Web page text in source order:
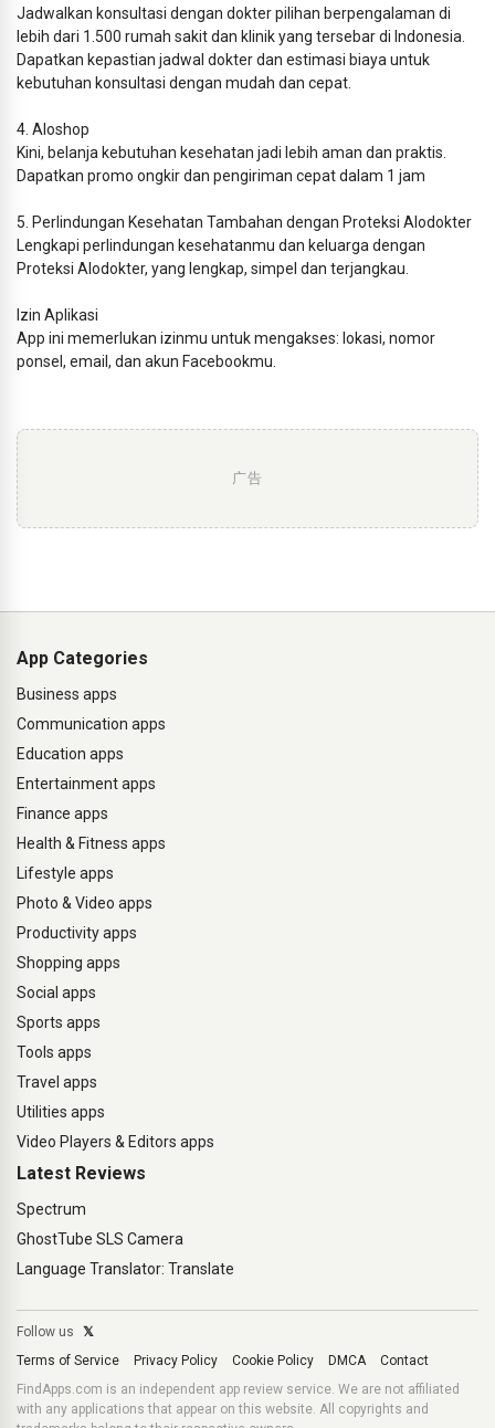
Jadwalkan konsultasi dengan dokter pilihan berpengalaman di
lebih dari 1.500 rumah sakit dan klinik yang tersebar di Indonesia.
Dapatkan kepastian jadwal dokter dan estimasi biaya untuk
kebutuhan konsultasi dengan mudah dan cepat.
4. Aloshop
Kini, belanja kebutuhan kesehatan jadi lebih aman dan praktis.
Dapatkan promo ongkir dan pengiriman cepat dalam 1 jam
5. Perlindungan Kesehatan Tambahan dengan Proteksi Alodokter
Lengkapi perlindungan kesehatanmu dan keluarga dengan
Proteksi Alodokter, yang lengkap, simpel dan terjangkau.
Izin Aplikasi
App ini memerlukan izinmu untuk mengakses: lokasi, nomor
ponsel, email, dan akun Facebookmu.
广告
App Categories
Business apps
Communication apps
Education apps
Entertainment apps
Finance apps
Health & Fitness apps
Lifestyle apps
Photo & Video apps
Productivity apps
Shopping apps
Social apps
Sports apps
Tools apps
Travel apps
Utilities apps
Video Players & Editors apps
Latest Reviews
Spectrum
GhostTube SLS Camera
Language Translator: Translate
Follow us
𝕏
Terms of Service
Privacy Policy Cookie Policy DMCA
Contact
FindApps.com is an independent app review service. We are not affiliated
with any applications that appear on this website. All copyrights and